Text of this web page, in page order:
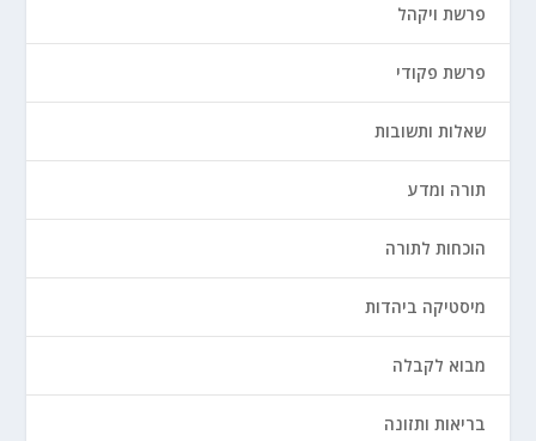
פרשת ויקהל
פרשת פקודי
שאלות ותשובות
תורה ומדע
הוכחות לתורה
מיסטיקה ביהדות
מבוא לקבלה
בריאות ותזונה